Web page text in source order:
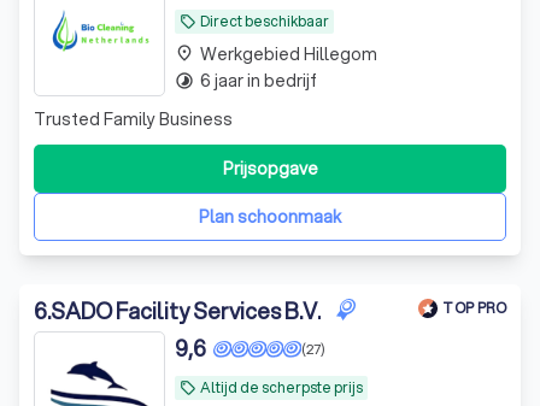
local_offer Direct beschikbaar
Trusted Family Business
Plan schoonmaak
Prijsopgave
place Werkgebied Hillegom
timelapse 6 jaar in bedrijf
6.SADO Facility Services B.V. TOP PRO
local_offer Altijd de scherpste prijs
(27)
9,6